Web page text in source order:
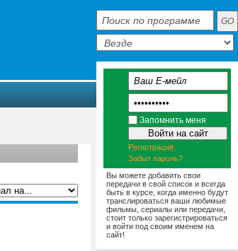
Запомнить меня
Регистрация
Забыт пароль?
Вы можете добавить свои
передачи в свой список и всегда
быть в курсе, когда именно будут
транслироваться ваши любимые
фильмы, сериалы или передачи,
стоит только зарегистрироваться
и войти под своим именем на
сайт!